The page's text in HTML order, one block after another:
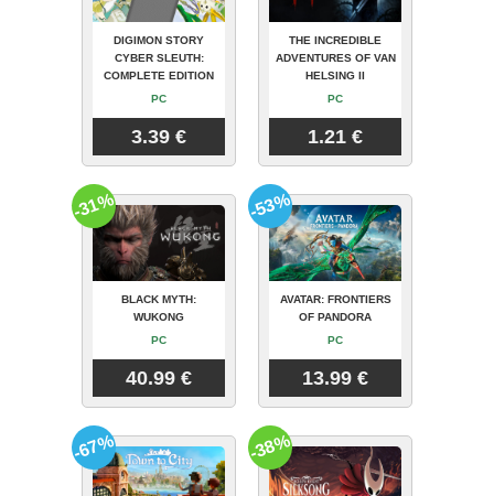
DIGIMON STORY
CYBER SLEUTH:
COMPLETE EDITION
PC
3.39 €
THE INCREDIBLE
ADVENTURES OF VAN
HELSING II
PC
1.21 €
BLACK MYTH:
WUKONG
PC
40.99 €
-31%
AVATAR: FRONTIERS
OF PANDORA
PC
13.99 €
-53%
-67% -38%